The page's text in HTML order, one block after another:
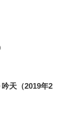
天（2019年2